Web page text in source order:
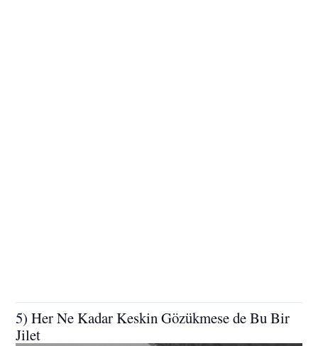
5) Her Ne Kadar Keskin Gözükmese de Bu Bir
Jilet